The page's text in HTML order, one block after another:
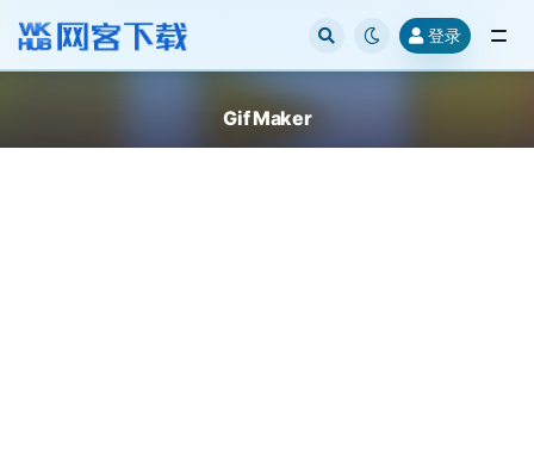
登录
Gif Maker
全部